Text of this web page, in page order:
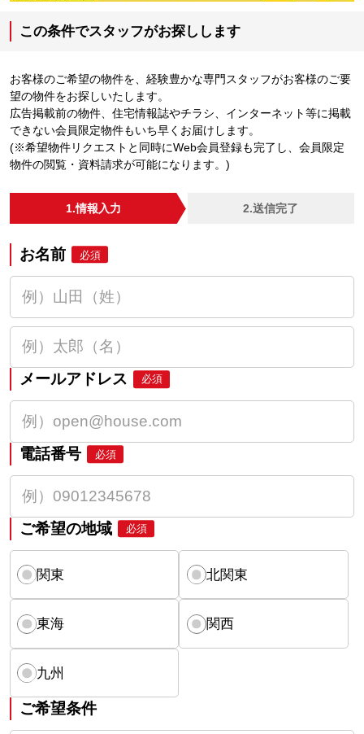
この条件でスタッフがお探しします
お客様のご希望の物件を、経験豊かな専門スタッフがお客様のご要
望の物件をお探しいたします。
広告掲載前の物件、住宅情報誌やチラシ、インターネット等に掲載
できない会員限定物件もいち早くお届けします。
(※希望物件リクエストと同時にWeb会員登録も完了し、会員限定
物件の閲覧・資料請求が可能になります。)
1.情報入力 2.送信完了
お名前 必須
メールアドレス 必須
電話番号 必須
ご希望の地域 必須
関東 北関東
東海 関西
九州
ご希望条件